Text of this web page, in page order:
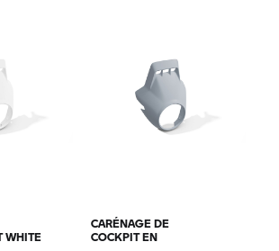
WHITE
CARÉNAGE DE
COCKPIT EN